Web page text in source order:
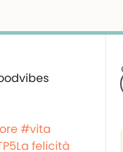
#vita
felicità